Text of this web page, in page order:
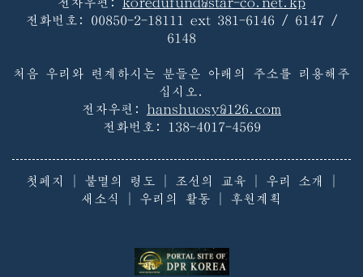
전화번호:
00850-2-18111 ext 381-6146 / 6147 /
6148
처음 우리와 련계하시는 분들은 아래의 주소를 리용해주
십시오.
전자우편: hanshuosy@126.com
전화번호: 138-4017-4569
첫페지 불멸의 령도 조선의 교육 우리 소개
새소식
우리의 활동 후원계획